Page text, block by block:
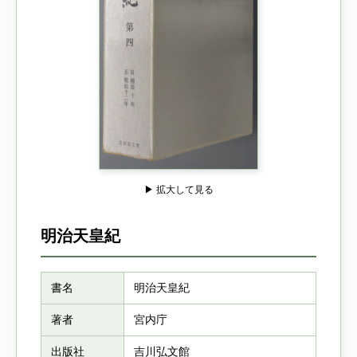
▶ 拡大して見る
明治天皇紀
書名 明治天皇紀
著者 宮内庁
出版社 吉川弘文館